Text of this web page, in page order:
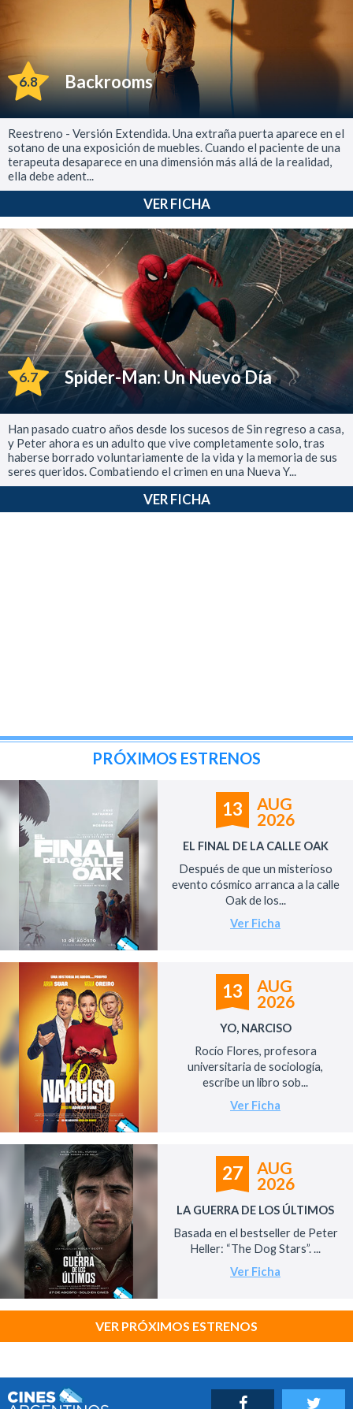
6.8 Backrooms
Reestreno - Versión Extendida. Una extraña puerta aparece en el
sotano de una exposición de muebles. Cuando el paciente de una
terapeuta desaparece en una dimensión más allá de la realidad,
ella debe adent...
VER FICHA
6.7 Spider-Man: Un Nuevo Día
Han pasado cuatro años desde los sucesos de Sin regreso a casa,
y Peter ahora es un adulto que vive completamente solo, tras
haberse borrado voluntariamente de la vida y la memoria de sus
seres queridos. Combatiendo el crimen en una Nueva Y...
VER FICHA
PRÓXIMOS ESTRENOS
13
AUG
2026
EL FINAL DE LA CALLE OAK
Después de que un misterioso
evento cósmico arranca a la calle
Oak de los...
Ver Ficha
13
AUG
2026
YO, NARCISO
Rocío Flores, profesora
universitaria de sociología,
escribe un libro sob...
Ver Ficha
27
AUG
2026
LA GUERRA DE LOS ÚLTIMOS
Basada en el bestseller de Peter
Heller: “The Dog Stars”. ...
Ver Ficha
VER PRÓXIMOS ESTRENOS